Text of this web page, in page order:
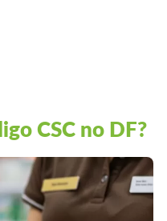
CSC no DF?